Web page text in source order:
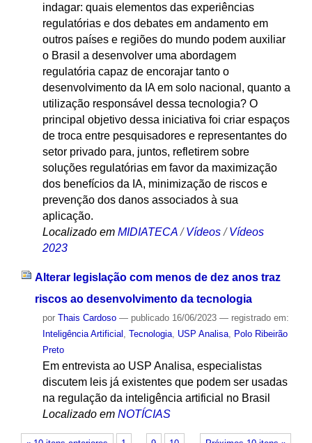
indagar: quais elementos das experiências
regulatórias e dos debates em andamento em
outros países e regiões do mundo podem auxiliar
o Brasil a desenvolver uma abordagem
regulatória capaz de encorajar tanto o
desenvolvimento da IA em solo nacional, quanto a
utilização responsável dessa tecnologia? O
principal objetivo dessa iniciativa foi criar espaços
de troca entre pesquisadores e representantes do
setor privado para, juntos, refletirem sobre
soluções regulatórias em favor da maximização
dos benefícios da IA, minimização de riscos e
prevenção dos danos associados à sua
aplicação.
Localizado em MIDIATECA /Vídeos /Vídeos
2023
Alterar legislação com menos de dez anos traz
riscos ao desenvolvimento da tecnologia
por Thais Cardoso — publicado16/06/2023 — registrado em:
Inteligência Artificial , Tecnologia, USP Analisa, Polo Ribeirão
Preto
Em entrevista ao USP Analisa, especialistas
discutem leis já existentes que podem ser usadas
na regulação da inteligência artificial no Brasil
Localizado em NOTÍCIAS